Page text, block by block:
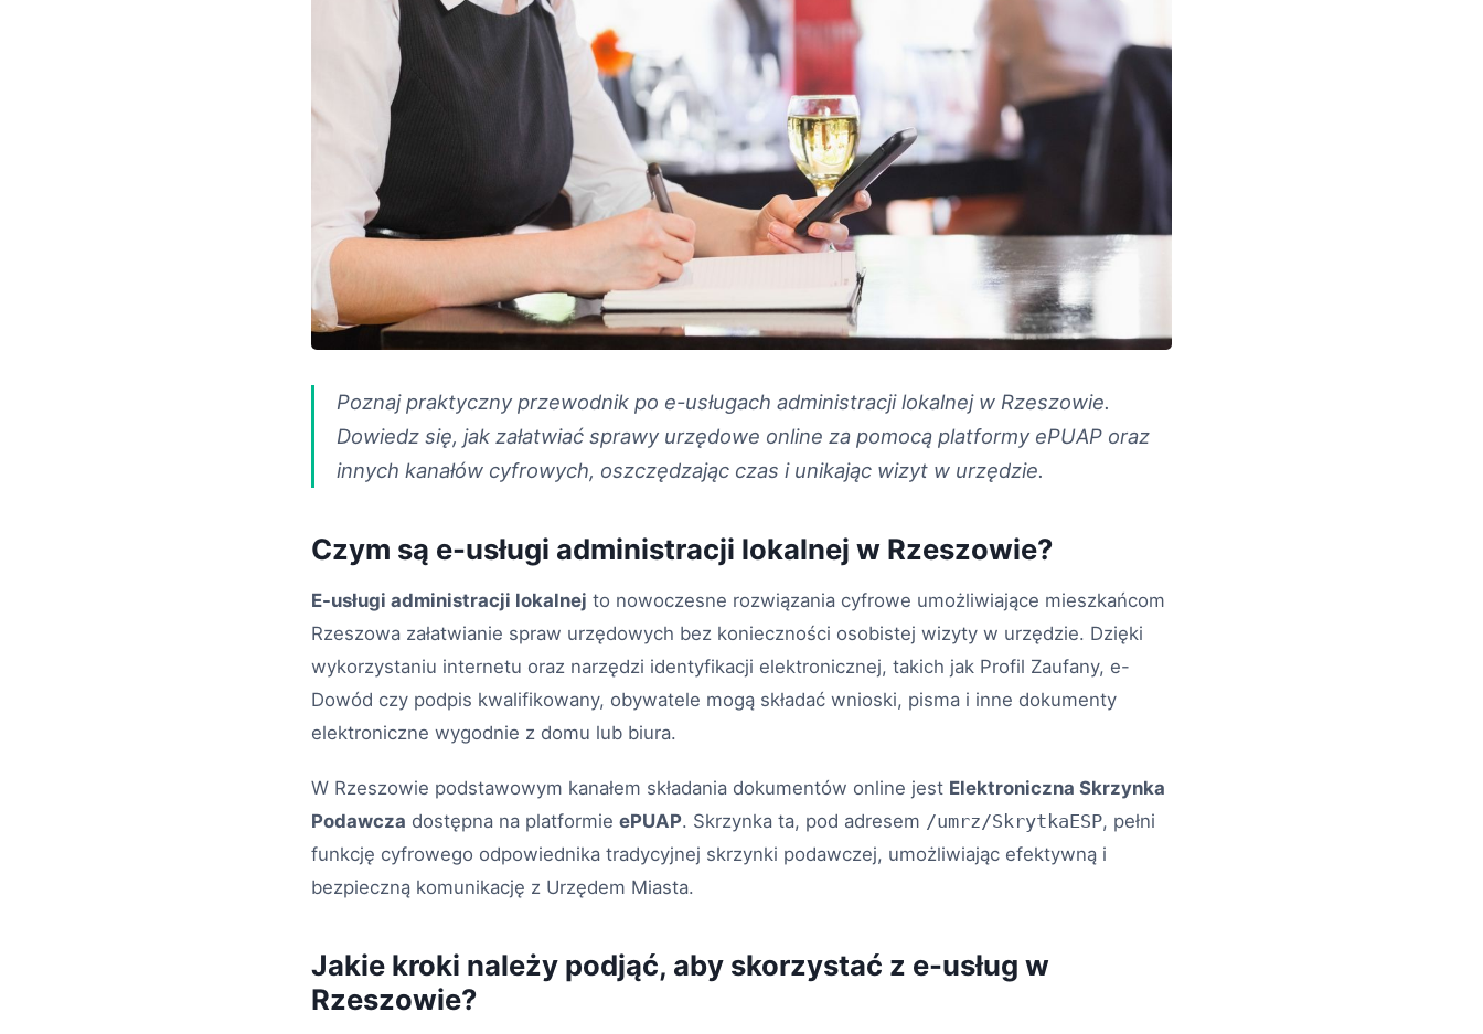
Poznaj praktyczny przewodnik po e-usługach administracji lokalnej w Rzeszowie.
Dowiedz się, jak załatwiać sprawy urzędowe online za pomocą platformy ePUAP oraz
innych kanałów cyfrowych, oszczędzając czas i unikając wizyt w urzędzie.
Czym są e-usługi administracji lokalnej w Rzeszowie?
E-usługi administracji lokalnej to nowoczesne rozwiązania cyfrowe umożliwiające mieszkańcom
Rzeszowa załatwianie spraw urzędowych bez konieczności osobistej wizyty w urzędzie. Dzięki
wykorzystaniu internetu oraz narzędzi identyfikacji elektronicznej, takich jak Profil Zaufany, e-
Dowód czy podpis kwalifikowany, obywatele mogą składać wnioski, pisma i inne dokumenty
elektroniczne wygodnie z domu lub biura.
W Rzeszowie podstawowym kanałem składania dokumentów online jest Elektroniczna Skrzynka
Podawcza dostępna na platformie ePUAP. Skrzynka ta, pod adresem /umrz/SkrytkaESP, pełni
funkcję cyfrowego odpowiednika tradycyjnej skrzynki podawczej, umożliwiając efektywną i
bezpieczną komunikację z Urzędem Miasta.
Jakie kroki należy podjąć, aby skorzystać z e-usług w
Rzeszowie?